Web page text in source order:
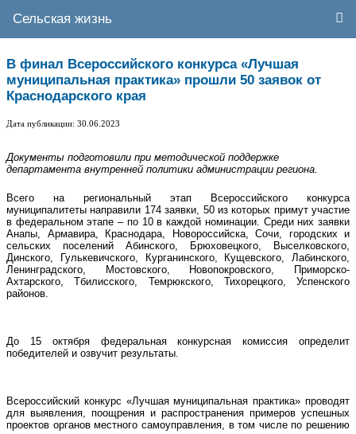
Сельская жизнь
В финал Всероссийского конкурса «Лучшая
муниципальная практика» прошли 50 заявок от
Краснодарского края
Дата публикации: 30.06.2023
Документы подготовили при методической поддержке
департамента внутренней политики администрации региона.
Всего на региональный этап Всероссийского конкурса
муниципалитеты направили 174 заявки, 50 из которых примут участие
в федеральном этапе – по 10 в каждой номинации. Среди них заявки
Анапы, Армавира, Краснодара, Новороссийска, Сочи, городских и
сельских поселений Абинского, Брюховецкого, Выселковского,
Динского, Гулькевичского, Курганинского, Кущевского, Лабинского,
Ленинградского, Мостовского, Новопокровского, Приморско-
Ахтарского, Тбилисского, Темрюкского, Тихорецкого, Успенского
районов.
До 15 октября федеральная конкурсная комиссия определит
победителей и озвучит результаты.
Всероссийский конкурс «Лучшая муниципальная практика» проводят
для выявления, поощрения и распространения примеров успешных
проектов органов местного самоуправления, в том числе по решению